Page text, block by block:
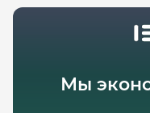
Мы